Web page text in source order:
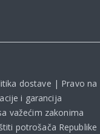
važećim zakonima
potrošača Republike
dostave | Pravo na
i garancija